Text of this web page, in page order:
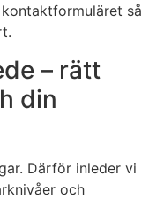
så
– rätt
din
Därför inleder vi
och